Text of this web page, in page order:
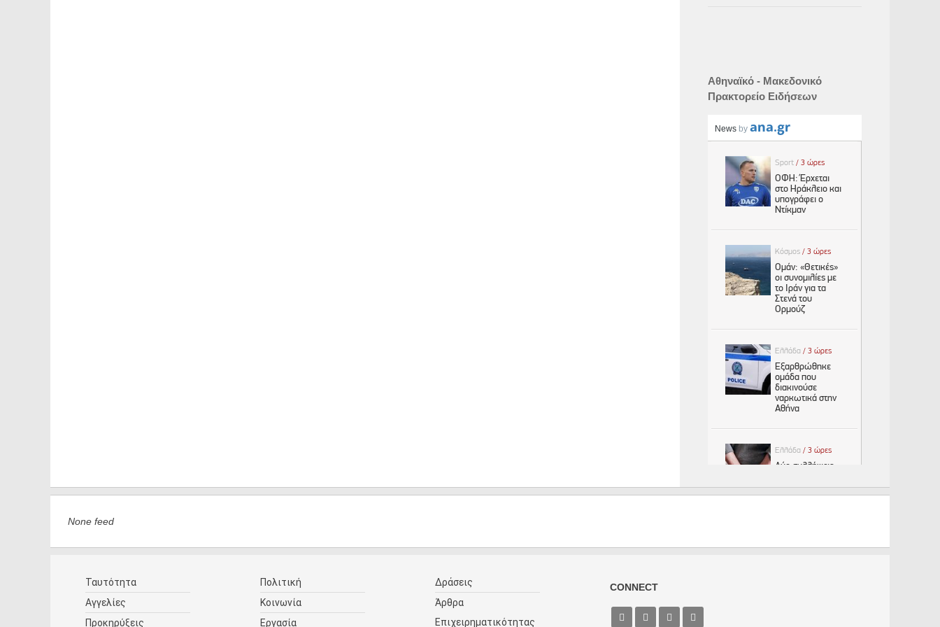
Αθηναϊκό - Μακεδονικό
Πρακτορείο Ειδήσεων
None feed
Ταυτότητα
Αγγελίες
Προκηρύξεις
Πολιτική
Κοινωνία
Εργασία
Δράσεις
Άρθρα
Επιχειρηματικότητας
CONNECT